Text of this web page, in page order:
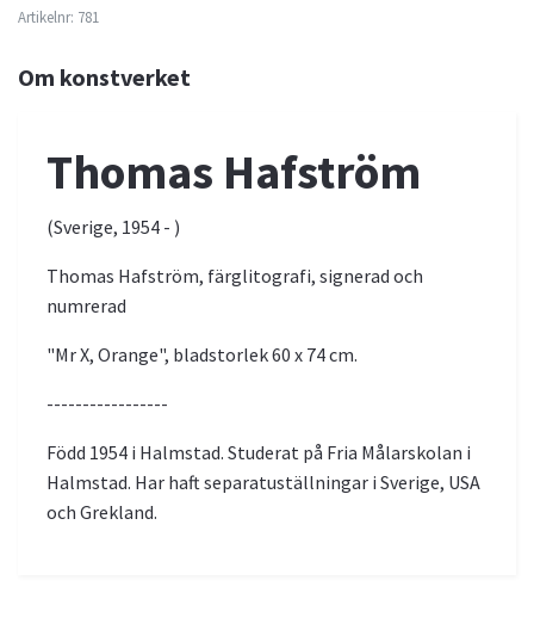
Artikelnr: 781
Om konstverket
Thomas Hafström
(Sverige, 1954 - )
Thomas Hafström, färglitografi, signerad och
numrerad
"Mr X, Orange", bladstorlek 60 x 74 cm.
-----------------
Född 1954 i Halmstad. Studerat på Fria Målarskolan i
Halmstad. Har haft separatuställningar i Sverige, USA
och Grekland.